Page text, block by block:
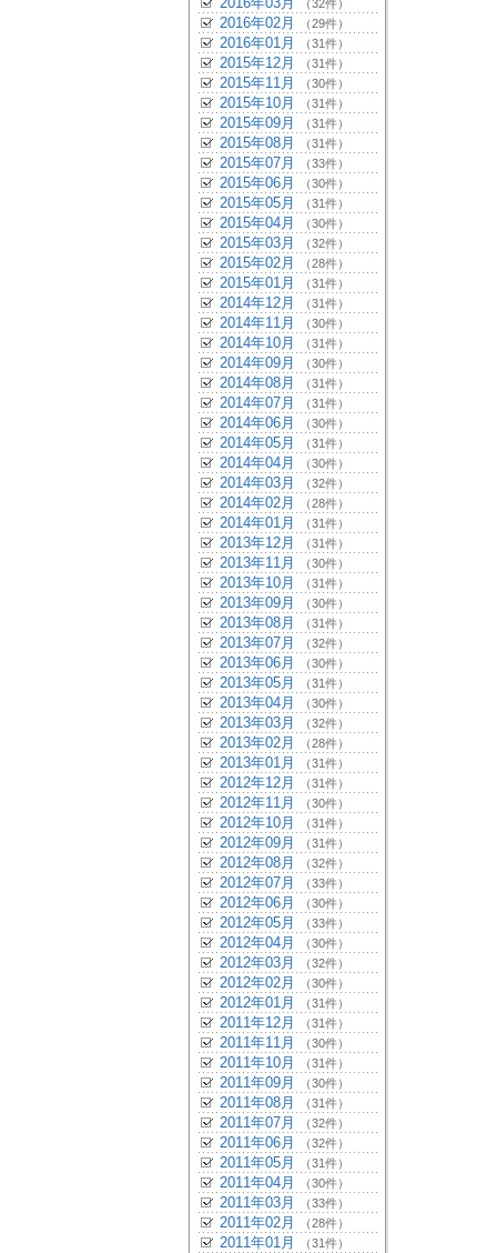
（32件）
2016年02月 （29件）
2016年01月 （31件）
2015年12月 （31件）
2015年11月 （30件）
2015年10月 （31件）
2015年09月 （31件）
2015年08月 （31件）
2015年07月 （33件）
2015年06月 （30件）
2015年05月 （31件）
2015年04月 （30件）
2015年03月 （32件）
2015年02月 （28件）
2015年01月 （31件）
2014年12月 （31件）
2014年11月 （30件）
2014年10月 （31件）
2014年09月 （30件）
2014年08月 （31件）
2014年07月 （31件）
2014年06月 （30件）
2014年05月 （31件）
2014年04月 （30件）
2014年03月 （32件）
2014年02月 （28件）
2014年01月 （31件）
2013年12月 （31件）
2013年11月 （30件）
2013年10月 （31件）
2013年09月 （30件）
2013年08月 （31件）
2013年07月 （32件）
2013年06月 （30件）
2013年05月 （31件）
2013年04月 （30件）
2013年03月 （32件）
2013年02月 （28件）
2013年01月 （31件）
2012年12月 （31件）
2012年11月 （30件）
2012年10月 （31件）
2012年09月 （31件）
2012年08月 （32件）
2012年07月 （33件）
2012年06月 （30件）
2012年05月 （33件）
2012年04月 （30件）
2012年03月 （32件）
2012年02月 （30件）
2012年01月 （31件）
2011年12月 （31件）
2011年11月 （30件）
2011年10月 （31件）
2011年09月 （30件）
2011年08月 （31件）
2011年07月 （32件）
2011年06月 （32件）
2011年05月 （31件）
2011年04月 （30件）
2011年03月 （33件）
2011年02月 （28件）
2011年01月 （31件）